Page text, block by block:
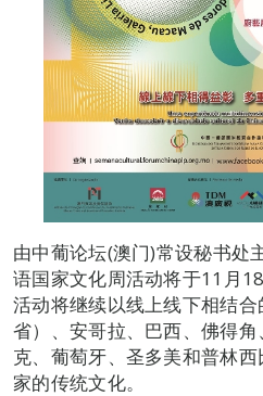
由中葡论坛(澳门)常设秘书
语国家文化周活动将于11月
活动将继续以线上线下相结
省）、安哥拉、巴西、佛得
克、葡萄牙、圣多美和普林
家的传统文化。